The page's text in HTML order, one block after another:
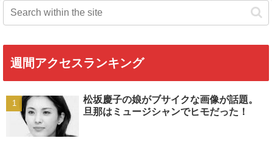
週間アクセスランキング
松坂慶子の娘がブサイクな画像が話題。
旦那はミュージシャンでヒモだった！